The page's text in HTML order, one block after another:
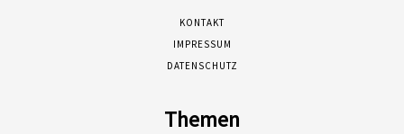
KONTAKT
IMPRESSUM
DATENSCHUTZ
Themen